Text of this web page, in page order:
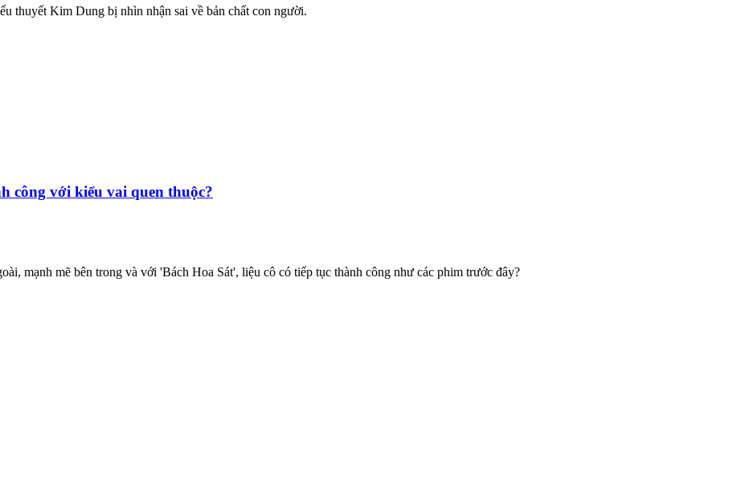
thuyết Kim Dung bị nhìn nhận sai về bản chất con người.
công với kiểu vai quen thuộc?
mạnh mẽ bên trong và với 'Bách Hoa Sát', liệu cô có tiếp tục thành công như các phim trước đây?